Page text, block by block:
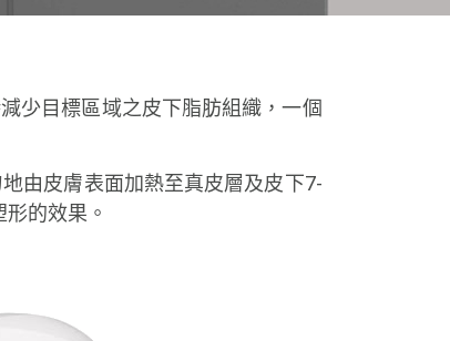
少目標區域之皮下脂肪組織，一個
由皮膚表面加熱至真皮層及皮下7-
的效果。